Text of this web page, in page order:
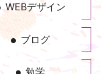
WEBデザイン
ブログ